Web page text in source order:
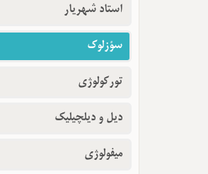
استاد شهریار
سؤزلوک
تورکولوژی
دیل و دیلچیلیک
میفولوژی